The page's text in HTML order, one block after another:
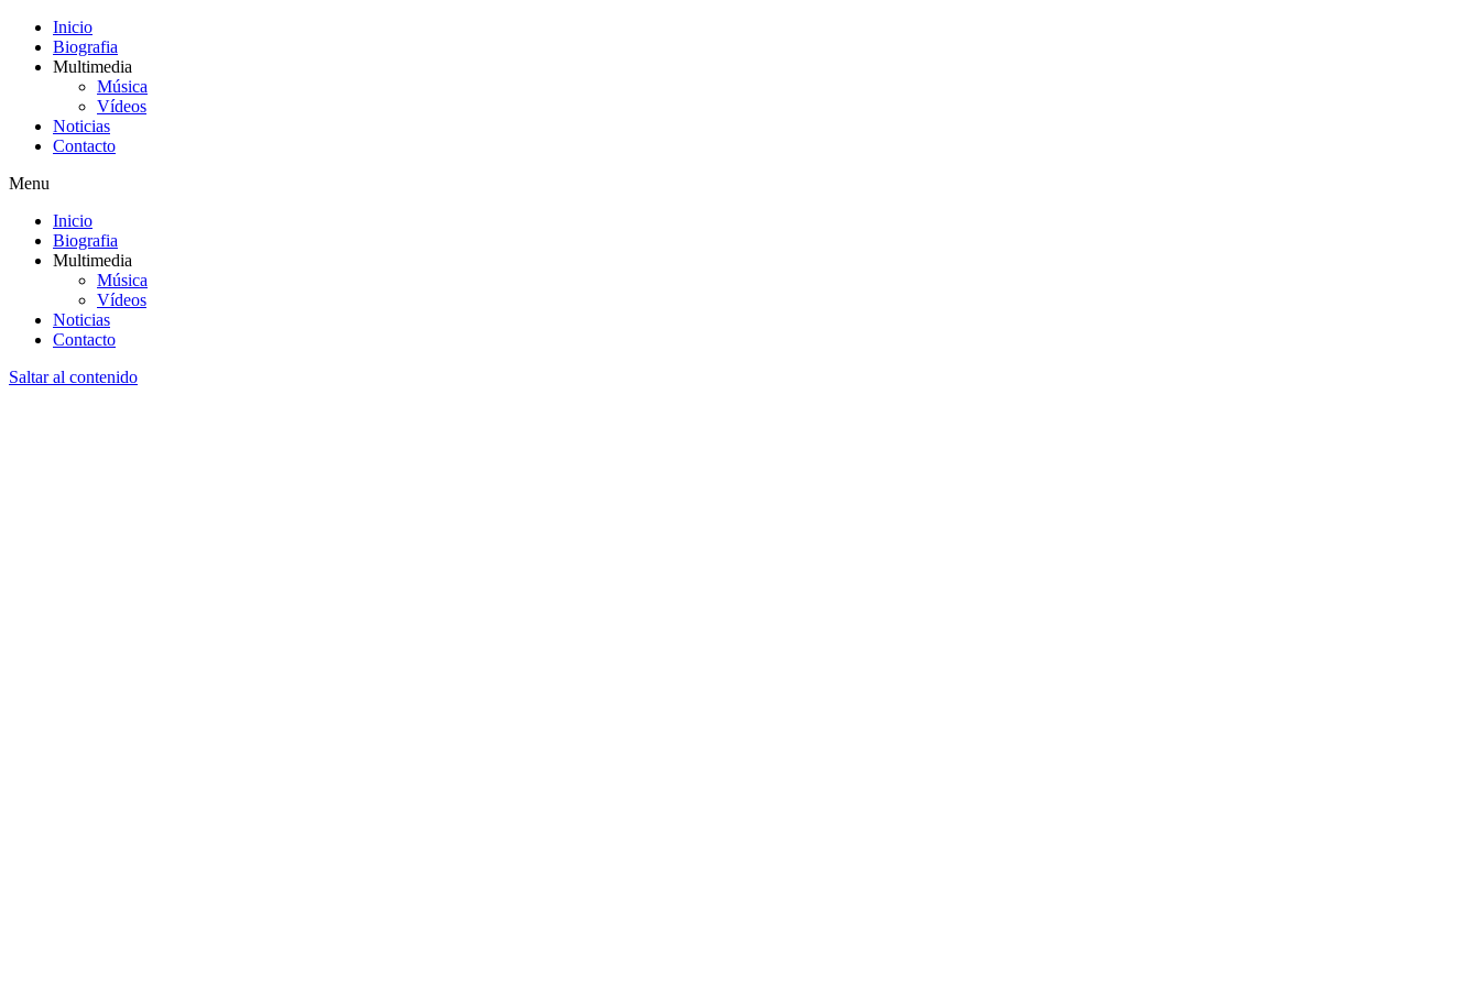
Inicio
Biografia
Multimedia
Música
Vídeos
Noticias
Contacto
Menu
Inicio
Biografia
Multimedia
Música
Vídeos
Noticias
Contacto
Saltar al contenido